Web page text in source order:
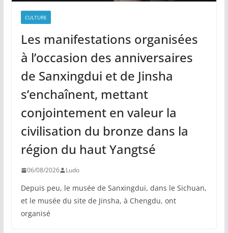
CULTURE
Les manifestations organisées
à l’occasion des anniversaires
de Sanxingdui et de Jinsha
s’enchaînent, mettant
conjointement en valeur la
civilisation du bronze dans la
région du haut Yangtsé
06/08/2026 Ludo
Depuis peu, le musée de Sanxingdui, dans le Sichuan,
et le musée du site de Jinsha, à Chengdu, ont
organisé